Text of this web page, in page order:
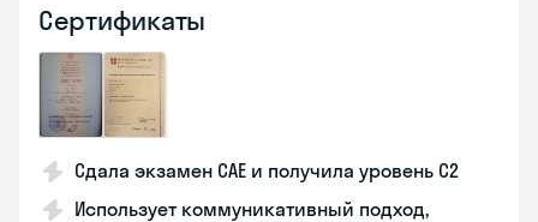
Сертификаты
Сдала экзамен CAE и получила уровень С2
Использует коммуникативный подход,